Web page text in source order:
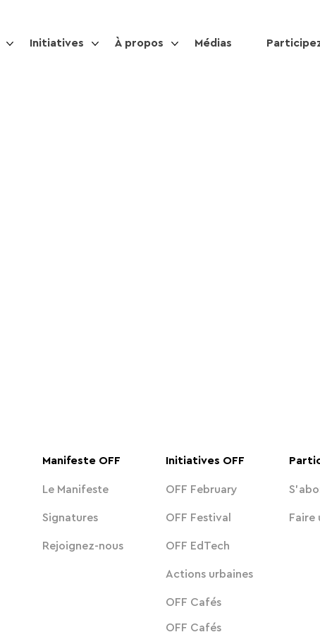
Initiatives À propos Médias
Manifeste OFF
Le Manifeste
Signatures
Rejoignez-nous
Initiatives OFF
OFF February
OFF Festival Faire
OFF EdTech
Actions urbaines
OFF Cafés
OFF Cafés